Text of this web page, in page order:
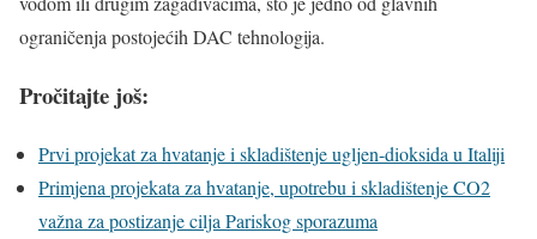
ograničenja postojećih DAC tehnologija.
Pročitajte još:
Prvi projekat za hvatanje i skladištenje ugljen-dioksida u Italiji
Primjena projekata za hvatanje, upotrebu i skladištenje CO2
važna za postizanje cilja Pariskog sporazuma